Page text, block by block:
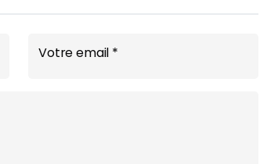
Votre email *